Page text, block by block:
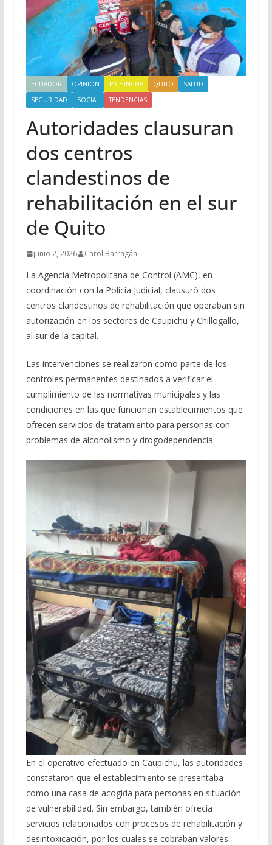
ECUADOR OPINIÓN PICHINCHA QUITO
SALUD
SEGURIDAD
SOCIAL TENDENCIAS
Autoridades clausuran
dos centros
clandestinos de
rehabilitación en el sur
de Quito
junio 2, 2026 Carol Barragán
La Agencia Metropolitana de Control (AMC), en
coordinación con la Policía Judicial, clausuró dos
centros clandestinos de rehabilitación que operaban sin
autorización en los sectores de Caupichu y Chillogallo,
al sur de la capital.
Las intervenciones se realizaron como parte de los
controles permanentes destinados a verificar el
cumplimiento de las normativas municipales y las
condiciones en las que funcionan establecimientos que
ofrecen servicios de tratamiento para personas con
problemas de alcoholismo y drogodependencia.
En el operativo efectuado en Caupichu, las autoridades
constataron que el establecimiento se presentaba
como una casa de acogida para personas en situación
de vulnerabilidad. Sin embargo, también ofrecía
servicios relacionados con procesos de rehabilitación y
desintoxicación, por los cuales se cobraban valores